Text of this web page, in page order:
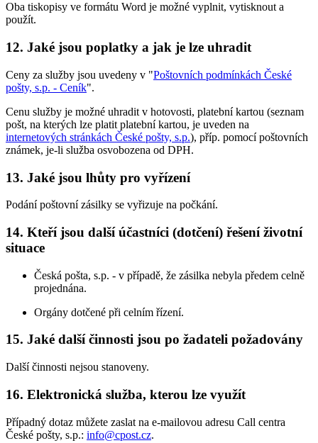
Oba tiskopisy ve formátu Word je možné vyplnit, vytisknout a
použít.
12. Jaké jsou poplatky a jak je lze uhradit
Ceny za služby jsou uvedeny v "Poštovních podmínkách České
pošty, s.p. - Ceník".
Cenu služby je možné uhradit v hotovosti, platební kartou (seznam
pošt, na kterých lze platit platební kartou, je uveden na
internetových stránkách České pošty, s.p.), příp. pomocí poštovních
známek, je-li služba osvobozena od DPH.
13. Jaké jsou lhůty pro vyřízení
Podání poštovní zásilky se vyřizuje na počkání.
14. Kteří jsou další účastníci (dotčení) řešení životní
situace
Česká pošta, s.p. - v případě, že zásilka nebyla předem celně
projednána.
Orgány dotčené při celním řízení.
15. Jaké další činnosti jsou po žadateli požadovány
Další činnosti nejsou stanoveny.
16. Elektronická služba, kterou lze využít
Případný dotaz můžete zaslat na e-mailovou adresu Call centra
České pošty, s.p.: info@cpost.cz.